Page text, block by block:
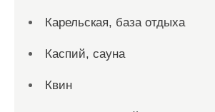
Карельская, база отдыха
Каспий, сауна
Квин